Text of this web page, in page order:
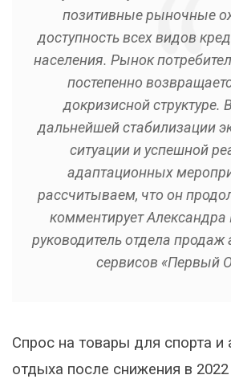
позитивные рыночные
доступность всех видов
населения. Рынок
постепенно
докризисной структуре.
дальнейшей стабилизации
ситуации и успешной
адаптационных
рассчитываем, что он
комментирует Александра
руководитель отдела продаж
сервисов «Первый
Спрос на товары для спорта и
отдыха после снижения в